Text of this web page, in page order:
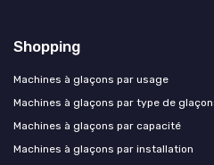
Shopping
Machines à glaçons par usage
Machines à glaçons par type de
Machines à glaçons par capacité
Machines à glaçons par installation